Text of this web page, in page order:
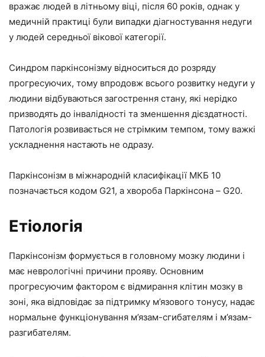
вражає людей в літньому віці, після 60 років, однак у
медичній практиці були випадки діагностування недуги
у людей середньої вікової категорії.
Синдром паркінсонізму відноситься до розряду
прогресуючих, тому впродовж всього розвитку недуги у
людини відбуваються загострення стану, які нерідко
призводять до інвалідності та зменшення дієздатності.
Патологія розвивається не стрімким темпом, тому важкі
ускладнення настають не одразу.
Паркінсонізм в міжнародній класифікації МКБ 10
позначається кодом G21, а хвороба Паркінсона – G20.
Етіологія
Паркінсонізм формується в головному мозку людини і
має неврологічні причини прояву. Основним
прогресуючим фактором є відмирання клітин мозку в
зоні, яка відповідає за підтримку м’язового тонусу, надає
нормальне функціонування м’язам-сгибателям і м’язам-
разгибателям.